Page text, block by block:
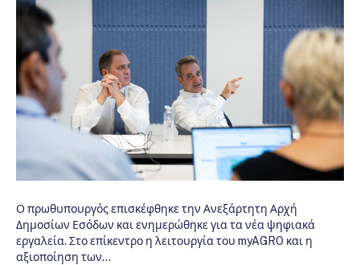
Ο πρωθυπουργός επισκέφθηκε την Ανεξάρτητη Αρχή
Δημοσίων Εσόδων και ενημερώθηκε για τα νέα ψηφιακά
εργαλεία. Στο επίκεντρο η λειτουργία του myAGRO και η
αξιοποίηση των…